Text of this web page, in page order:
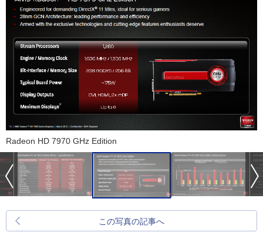
Radeon HD 7970 GHz Edition
この写真の記事へ